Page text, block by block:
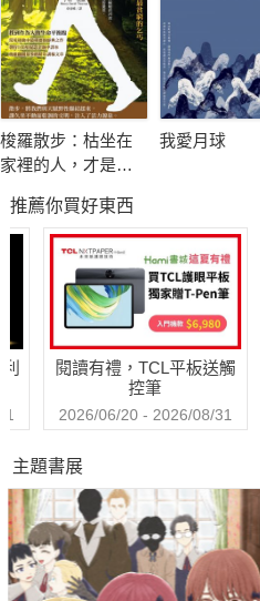
梭羅散步：枯坐在
家裡的人，才是最
我愛月球
推薦你買好東西
閱讀有禮，TCL平板送觸
控筆
2026/06/20 - 2026/08/31
主題書展